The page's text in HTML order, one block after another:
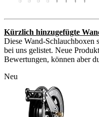
Kürzlich hinzugefügte
Diese Wand-Schlauchboxen
bei uns gelistet. Neue
Bewertungen, können aber
Neu